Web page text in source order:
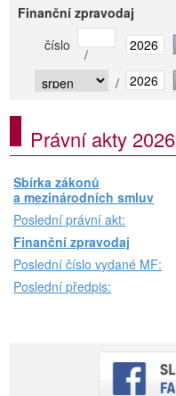
Finanční zpravodaj
číslo
/
/
Právní akty 2026
Sbírka zákonů
a mezinárodních smluv
Poslední právní akt:
Finanční zpravodaj
Poslední číslo vydané MF:
Poslední předpis: